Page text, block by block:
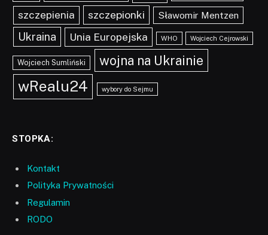
szczepienia szczepionki Sławomir Mentzen
Ukraina Unia Europejska WHO Wojciech Cejrowski
Wojciech Sumliński wojna na Ukrainie
wRealu24 wybory do Sejmu
STOPKA:
Kontakt
Polityka Prywatności
Regulamin
RODO